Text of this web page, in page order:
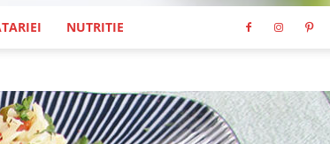
NUTRITIE